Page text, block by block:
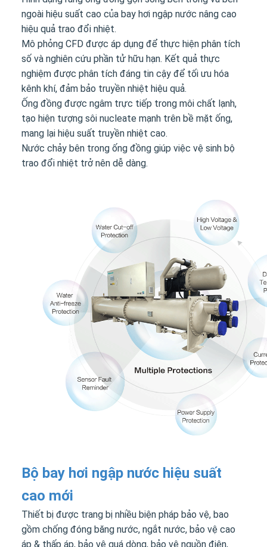
ngoài hiệu suất cao của bay hơi ngập nước nâng cao
hiệu quả trao đổi nhiệt.
Mô phỏng CFD được áp dụng để thực hiện phân tích
số và nghiên cứu phần tử hữu hạn. Kết quả thực
nghiệm được phân tích đáng tin cậy để tối ưu hóa
kênh khí, đảm bảo truyền nhiệt hiệu quả.
Ống đồng được ngâm trực tiếp trong môi chất lạnh,
tạo hiện tượng sôi nucleate mạnh trên bề mặt ống,
mang lại hiệu suất truyền nhiệt cao.
Nước chảy bên trong ống đồng giúp việc vệ sinh bộ
trao đổi nhiệt trở nên dễ dàng.
Bộ bay hơi ngập nước hiệu suất
cao mới
Thiết bị được trang bị nhiều biện pháp bảo vệ, bao
gồm chống đóng băng nước, ngắt nước, bảo vệ cao
áp & thấp áp, bảo vệ quá dòng, bảo vệ nguồn điện,